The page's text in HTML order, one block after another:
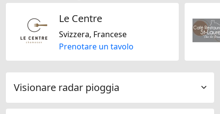
Le Centre
Svizzera, Francese
Prenotare un tavolo
Visionare radar pioggia